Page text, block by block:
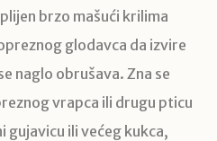
brzo mašući krilima
glodavca da izvire
naglo obrušava. Zna se
vrapca ili drugu pticu
gujavicu ili većeg kukca,